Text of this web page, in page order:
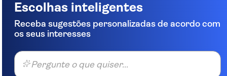
Escolhas inteligentes
Receba sugestões personalizadas de acordo com
os seus interesses
Pergunte o que quiser...